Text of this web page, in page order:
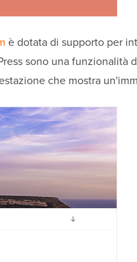
è dotata di supporto per
sono una funzionalità
che mostra